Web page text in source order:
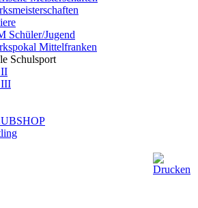
Schüler/Jugend
Mittelfranken
Schulsport